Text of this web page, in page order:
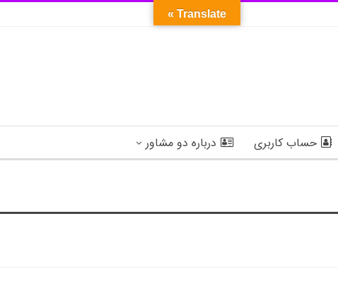
حساب کاربری درباره دو مشاور
Translate »